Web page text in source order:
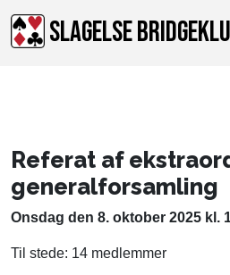
SLAGELSE
Referat af
generalforsamling
Onsdag den 8. oktober 2025 kl.
Til stede: 14 medlemmer